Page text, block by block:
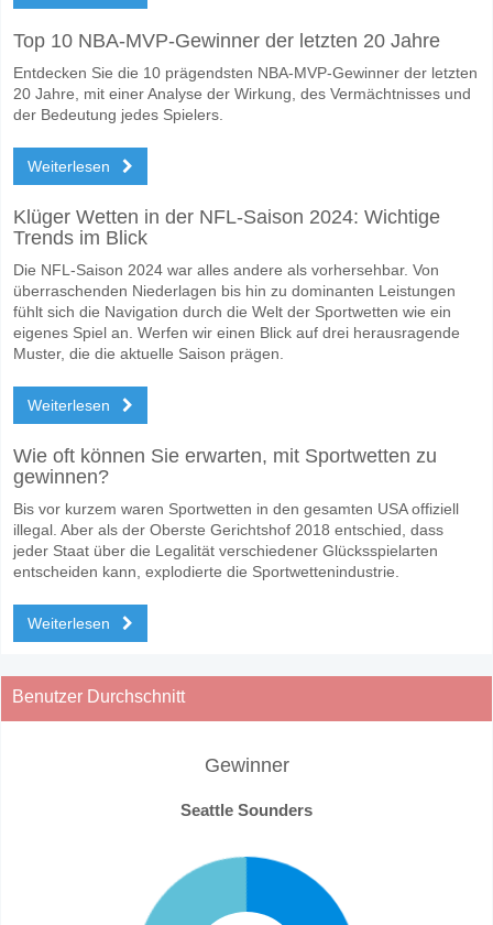
Top 10 NBA-MVP-Gewinner der letzten 20 Jahre
Entdecken Sie die 10 prägendsten NBA-MVP-Gewinner der letzten
20 Jahre, mit einer Analyse der Wirkung, des Vermächtnisses und
der Bedeutung jedes Spielers.
Weiterlesen
Klüger Wetten in der NFL-Saison 2024: Wichtige
Trends im Blick
Die NFL-Saison 2024 war alles andere als vorhersehbar. Von
überraschenden Niederlagen bis hin zu dominanten Leistungen
fühlt sich die Navigation durch die Welt der Sportwetten wie ein
eigenes Spiel an. Werfen wir einen Blick auf drei herausragende
Muster, die die aktuelle Saison prägen.
Weiterlesen
Wie oft können Sie erwarten, mit Sportwetten zu
gewinnen?
Bis vor kurzem waren Sportwetten in den gesamten USA offiziell
illegal. Aber als der Oberste Gerichtshof 2018 entschied, dass
jeder Staat über die Legalität verschiedener Glücksspielarten
entscheiden kann, explodierte die Sportwettenindustrie.
Weiterlesen
Benutzer Durchschnitt
Gewinner
Seattle Sounders